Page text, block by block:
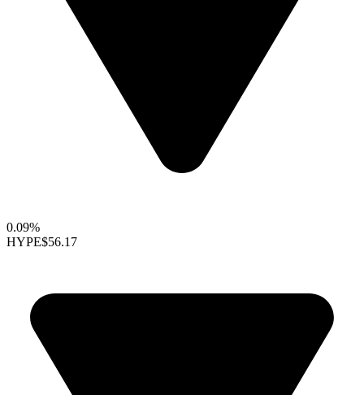
0.09%
HYPE$56.17